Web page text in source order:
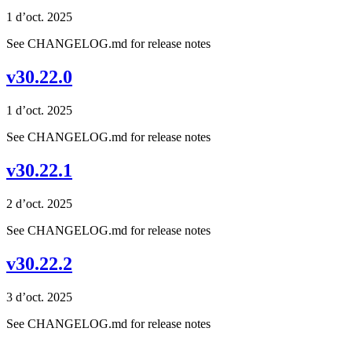
1 d’oct. 2025
See CHANGELOG.md for release notes
v30.22.0
1 d’oct. 2025
See CHANGELOG.md for release notes
v30.22.1
2 d’oct. 2025
See CHANGELOG.md for release notes
v30.22.2
3 d’oct. 2025
See CHANGELOG.md for release notes